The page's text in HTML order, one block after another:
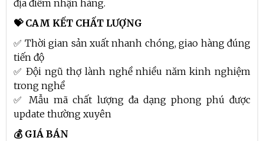
địa điểm nhận hàng.
💝 CAM KẾT CHẤT LƯỢNG
✅ Thời gian sản xuất nhanh chóng, giao hàng đúng
tiến độ
✅ Đội ngũ thợ lành nghề nhiều năm kinh nghiệm
trong nghề
✅ Mẫu mã chất lượng đa dạng phong phú được
update thường xuyên
💰 GIÁ BÁN